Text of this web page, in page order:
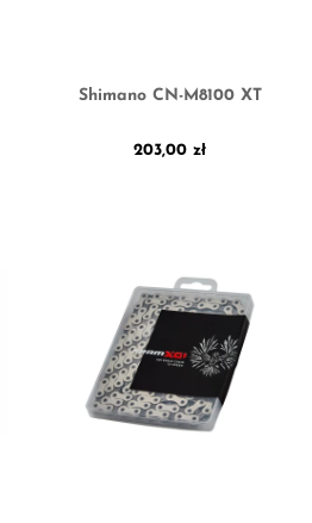
Shimano CN-M8100 XT
203,00 zł